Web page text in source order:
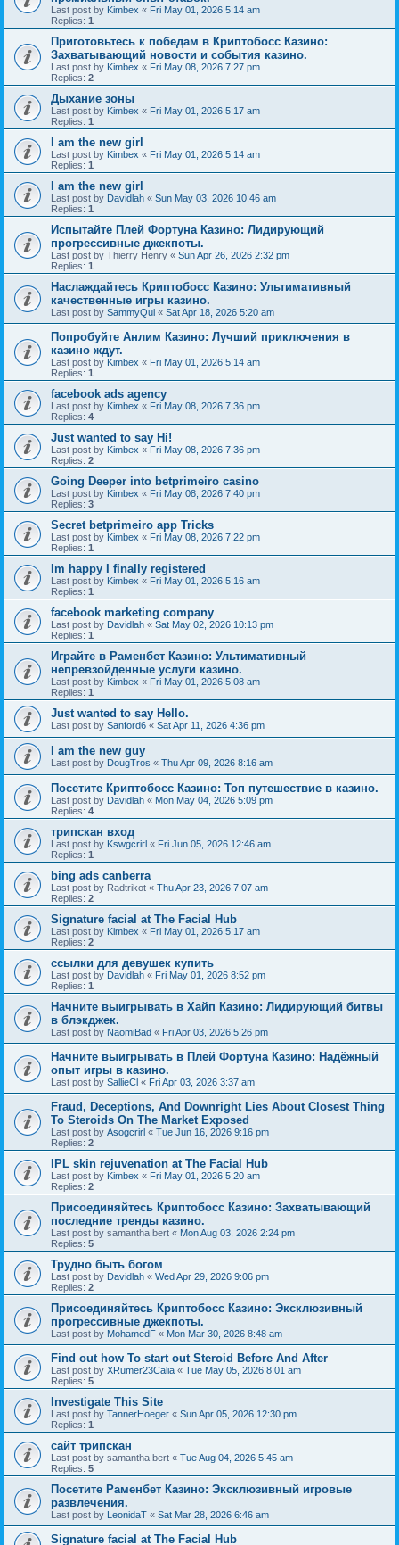
Last post by Kimbex « Fri May 01, 2026 5:14 am
Replies: 1
Приготовьтесь к победам в Криптобосс Казино:
Захватывающий новости и события казино.
Last post by Kimbex « Fri May 08, 2026 7:27 pm
Replies: 2
Дыхание зоны
Last post by Kimbex « Fri May 01, 2026 5:17 am
Replies: 1
I am the new girl
Last post by Kimbex « Fri May 01, 2026 5:14 am
Replies: 1
I am the new girl
Last post by Davidlah « Sun May 03, 2026 10:46 am
Replies: 1
Испытайте Плей Фортуна Казино: Лидирующий
прогрессивные джекпоты.
Last post by Thierry Henry « Sun Apr 26, 2026 2:32 pm
Replies: 1
Наслаждайтесь Криптобосс Казино: Ультимативный
качественные игры казино.
Last post by SammyQui « Sat Apr 18, 2026 5:20 am
Попробуйте Анлим Казино: Лучший приключения в
казино ждут.
Last post by Kimbex « Fri May 01, 2026 5:14 am
Replies: 1
facebook ads agency
Last post by Kimbex « Fri May 08, 2026 7:36 pm
Replies: 4
Just wanted to say Hi!
Last post by Kimbex « Fri May 08, 2026 7:36 pm
Replies: 2
Going Deeper into betprimeiro casino
Last post by Kimbex « Fri May 08, 2026 7:40 pm
Replies: 3
Secret betprimeiro app Tricks
Last post by Kimbex « Fri May 08, 2026 7:22 pm
Replies: 1
Im happy I finally registered
Last post by Kimbex « Fri May 01, 2026 5:16 am
Replies: 1
facebook marketing company
Last post by Davidlah « Sat May 02, 2026 10:13 pm
Replies: 1
Играйте в Раменбет Казино: Ультимативный
непревзойденные услуги казино.
Last post by Kimbex « Fri May 01, 2026 5:08 am
Replies: 1
Just wanted to say Hello.
Last post by Sanford6 « Sat Apr 11, 2026 4:36 pm
I am the new guy
Last post by DougTros « Thu Apr 09, 2026 8:16 am
Посетите Криптобосс Казино: Топ путешествие в казино.
Last post by Davidlah « Mon May 04, 2026 5:09 pm
Replies: 4
трипскан вход
Last post by Kswgcrirl « Fri Jun 05, 2026 12:46 am
Replies: 1
bing ads canberra
Last post by Radtrikot « Thu Apr 23, 2026 7:07 am
Replies: 2
Signature facial at The Facial Hub
Last post by Kimbex « Fri May 01, 2026 5:17 am
Replies: 2
ссылки для девушек купить
Last post by Davidlah « Fri May 01, 2026 8:52 pm
Replies: 1
Начните выигрывать в Хайп Казино: Лидирующий битвы
в блэкджек.
Last post by NaomiBad « Fri Apr 03, 2026 5:26 pm
Начните выигрывать в Плей Фортуна Казино: Надёжный
опыт игры в казино.
Last post by SallieCl « Fri Apr 03, 2026 3:37 am
Fraud, Deceptions, And Downright Lies About Closest Thing
To Steroids On The Market Exposed
Last post by Asogcrirl « Tue Jun 16, 2026 9:16 pm
Replies: 2
IPL skin rejuvenation at The Facial Hub
Last post by Kimbex « Fri May 01, 2026 5:20 am
Replies: 2
Присоединяйтесь Криптобосс Казино: Захватывающий
последние тренды казино.
Last post by samantha bert « Mon Aug 03, 2026 2:24 pm
Replies: 5
Трудно быть богом
Last post by Davidlah « Wed Apr 29, 2026 9:06 pm
Replies: 2
Присоединяйтесь Криптобосс Казино: Эксклюзивный
прогрессивные джекпоты.
Last post by MohamedF « Mon Mar 30, 2026 8:48 am
Find out how To start out Steroid Before And After
Last post by XRumer23Calia « Tue May 05, 2026 8:01 am
Replies: 5
Investigate This Site
Last post by TannerHoeger « Sun Apr 05, 2026 12:30 pm
Replies: 1
сайт трипскан
Last post by samantha bert « Tue Aug 04, 2026 5:45 am
Replies: 5
Посетите Раменбет Казино: Эксклюзивный игровые
развлечения.
Last post by LeonidaT « Sat Mar 28, 2026 6:46 am
Signature facial at The Facial Hub